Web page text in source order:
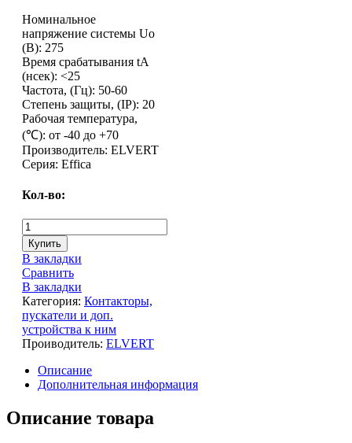
Номинальное
напряжение системы Uo
(В): 275
Время срабатывания tA
(нсек): <25
Частота, (Гц): 50-60
Степень защиты, (IP): 20
Рабочая температура,
(℃): от -40 до +70
Производитель: ELVERT
Серия: Effica
Кол-во:
Купить
В закладки
Сравнить
В закладки
Категория: Контакторы,
пускатели и доп.
устройства к ним
Проиводитель: ELVERT
Описание
Дополнительная информация
Описание товара